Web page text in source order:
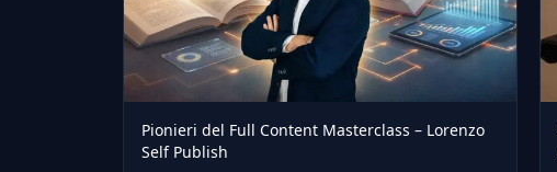
Pionieri del Full Content Masterclass – Lorenzo
Self Publish